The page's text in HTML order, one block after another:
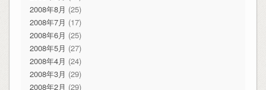
2008年8月 (25)
2008年7月 (17)
2008年6月 (25)
2008年5月 (27)
2008年4月 (24)
2008年3月 (29)
2008年2月 (29)